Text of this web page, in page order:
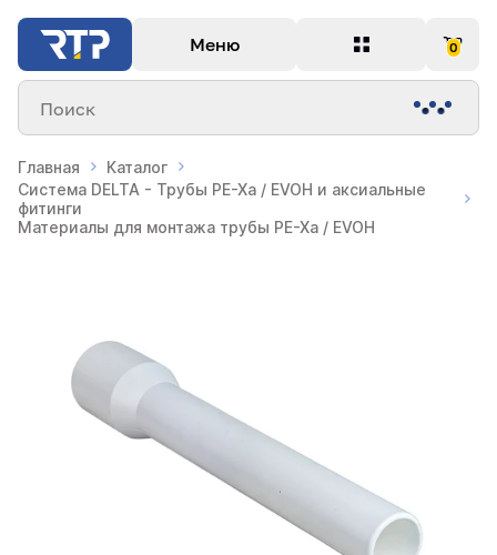
Меню 0
Поиск
Главная
Каталог
Система DELTA - Трубы PE-Xa / EVOH и аксиальные
фитинги
Материалы для монтажа трубы PE-Xa / EVOH